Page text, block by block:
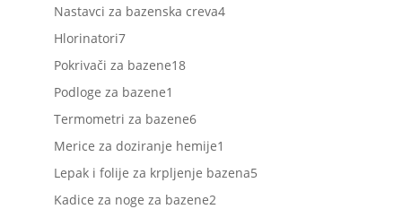
Nastavci za bazenska creva44
Hlorinatori77
proizvoda
Pokrivači za bazene1818
Podloge za bazene1
proizvod
Termometri za bazene66
proizvoda
Merice za doziranje hemije1
proizvod
Lepak i folije za krpljenje bazena55
Kadice za noge za bazene22